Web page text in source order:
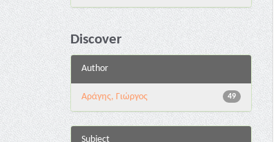
Discover
Author
49
Αράγης, Γιώργος
Subject